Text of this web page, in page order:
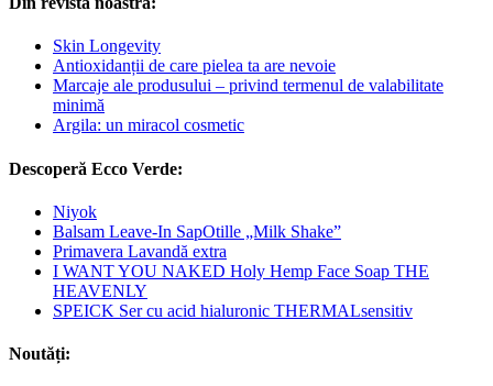
Skin Longevity
Antioxidanții de care pielea ta are nevoie
Marcaje ale produsului – privind termenul de valabilitate
minimă
Argila: un miracol cosmetic
Descoperă Ecco Verde:
Niyok
Balsam Leave-In SapOtille „Milk Shake”
Primavera Lavandă extra
I WANT YOU NAKED Holy Hemp Face Soap THE
HEAVENLY
SPEICK Ser cu acid hialuronic THERMALsensitiv
Noutăți: